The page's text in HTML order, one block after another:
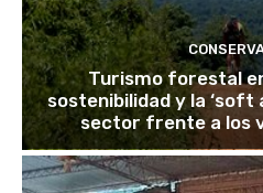
Turismo forestal
sostenibilidad y la ‘soft
sector frente a los